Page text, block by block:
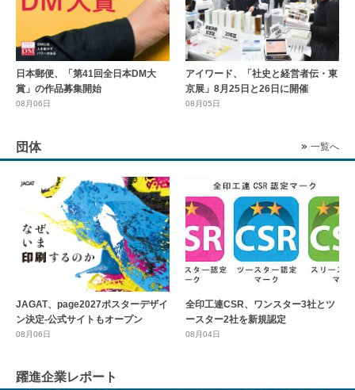
日本郵便、「第41回全日本DM大
賞」の作品募集開始
08月06日
アイワード、「社史と経営者伝・東
京展」8月25日と26日に開催
08月05日
団体 一覧へ
JAGAT、page2027ポスターデザイ
ン決定-公式サイトもオープン
08月06日
全印工連CSR、ワンスター3社とツ
ースター2社を新規認定
08月04日
躍進企業レポート